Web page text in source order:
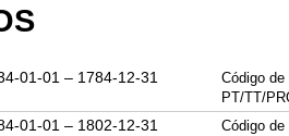
01-01 – 1784-12-31
Código
PT/TT/
01-01 – 1802-12-31
Código